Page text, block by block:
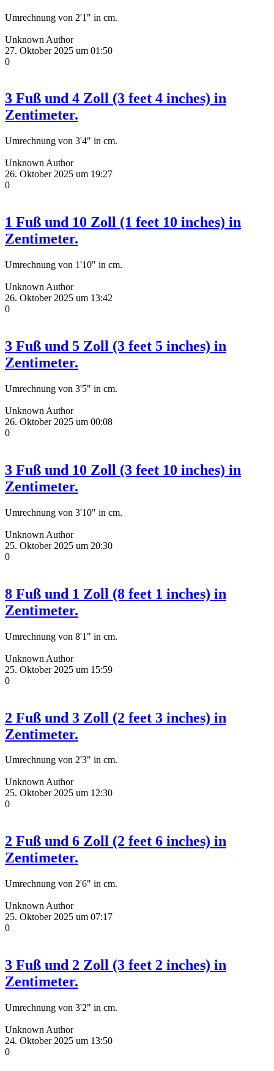
Umrechnung von 2'1" in cm.
Unknown Author
27. Oktober 2025 um 01:50
0
3 Fuß und 4 Zoll (3 feet 4 inches) in
Zentimeter.
Umrechnung von 3'4" in cm.
Unknown Author
26. Oktober 2025 um 19:27
0
1 Fuß und 10 Zoll (1 feet 10 inches) in
Zentimeter.
Umrechnung von 1'10" in cm.
Unknown Author
26. Oktober 2025 um 13:42
0
3 Fuß und 5 Zoll (3 feet 5 inches) in
Zentimeter.
Umrechnung von 3'5" in cm.
Unknown Author
26. Oktober 2025 um 00:08
0
3 Fuß und 10 Zoll (3 feet 10 inches) in
Zentimeter.
Umrechnung von 3'10" in cm.
Unknown Author
25. Oktober 2025 um 20:30
0
8 Fuß und 1 Zoll (8 feet 1 inches) in
Zentimeter.
Umrechnung von 8'1" in cm.
Unknown Author
25. Oktober 2025 um 15:59
0
2 Fuß und 3 Zoll (2 feet 3 inches) in
Zentimeter.
Umrechnung von 2'3" in cm.
Unknown Author
25. Oktober 2025 um 12:30
0
2 Fuß und 6 Zoll (2 feet 6 inches) in
Zentimeter.
Umrechnung von 2'6" in cm.
Unknown Author
25. Oktober 2025 um 07:17
0
3 Fuß und 2 Zoll (3 feet 2 inches) in
Zentimeter.
Umrechnung von 3'2" in cm.
Unknown Author
24. Oktober 2025 um 13:50
0